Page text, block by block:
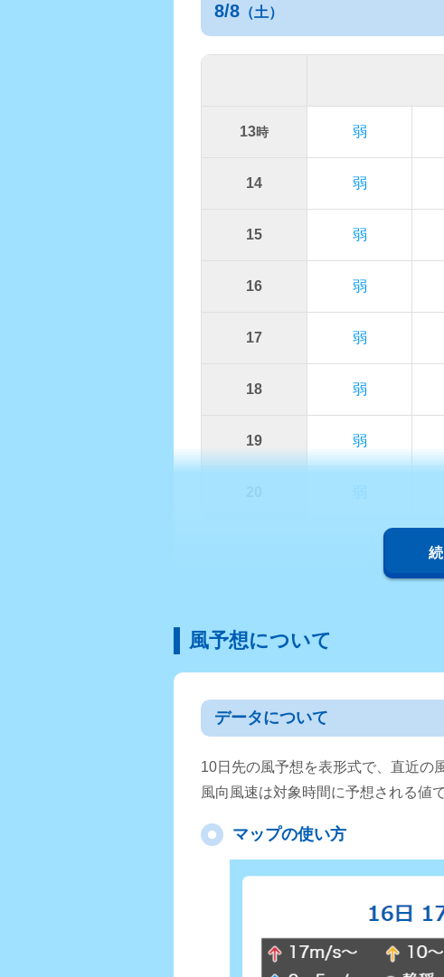
8/8 （土）
13時 弱
14 弱
15 弱
16 弱
17 弱
18 弱
19 弱
弱
風予想について
データについて
10日先の風予想を表形式で、直近の
風向風速は対象時間に予想される値で
マップの使い方